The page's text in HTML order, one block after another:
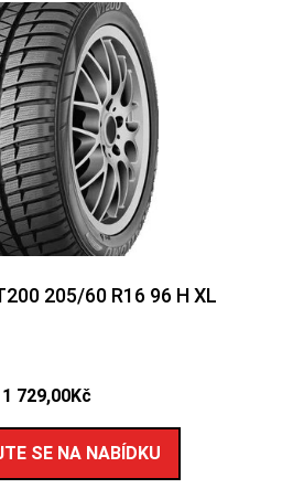
205/60 R16 96 H XL
1 729,00Kč
SE NA NABÍDKU